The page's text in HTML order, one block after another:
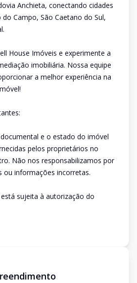
Anchieta, conectando cidades
Campo, São Caetano do Sul,
House Imóveis e experimente a
imobiliária. Nossa equipe
a melhor experiência na
e o estado do imóvel
pelos proprietários no
Não nos responsabilizamos por
ou informações incorretas.
sujeita à autorização do